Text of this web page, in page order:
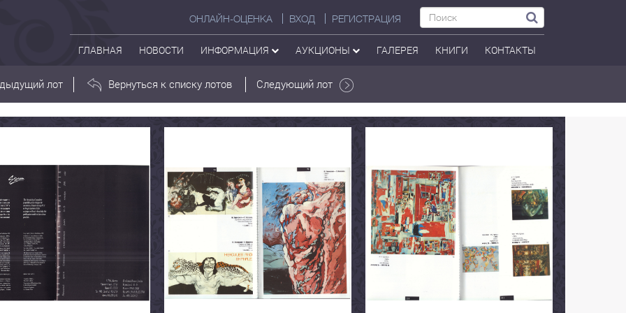
ОНЛАЙН-ОЦЕНКА ВХОД РЕГИСТРАЦИЯ
ГЛАВНАЯ НОВОСТИ ИНФОРМАЦИЯ АУКЦИОНЫ ГАЛЕРЕЯ КНИГИ КОНТАКТЫ
лот Вернуться к списку лотов Следующий лот